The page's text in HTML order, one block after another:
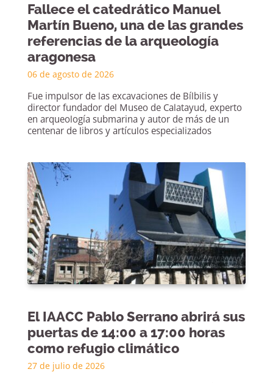
Fallece el catedrático Manuel
Martín Bueno, una de las grandes
referencias de la arqueología
aragonesa
06 de agosto de 2026
Fue impulsor de las excavaciones de Bílbilis y
director fundador del Museo de Calatayud, experto
en arqueología submarina y autor de más de un
centenar de libros y artículos especializados
El IAACC Pablo Serrano abrirá sus
puertas de 14:00 a 17:00 horas
como refugio climático
27 de julio de 2026